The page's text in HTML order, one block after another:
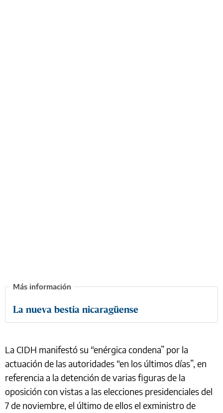
La nueva bestia nicaragüense
La CIDH manifestó su “enérgica condena” por la
actuación de las autoridades “en los últimos días”, en
referencia a la detención de varias figuras de la
oposición con vistas a las elecciones presidenciales del
7 de noviembre, el último de ellos el exministro de